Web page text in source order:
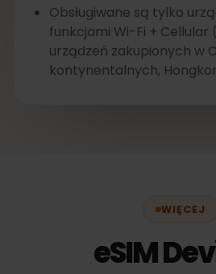
Obsługiwane są tylko
funkcjami Wi-Fi + Cellular
urządzeń zakupionych w
kontynentalnych,
WIĘCEJ
eSIM